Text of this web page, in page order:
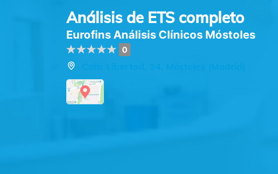
Análisis de ETS completo
Eurofins Análisis Clínicos Móstoles
0